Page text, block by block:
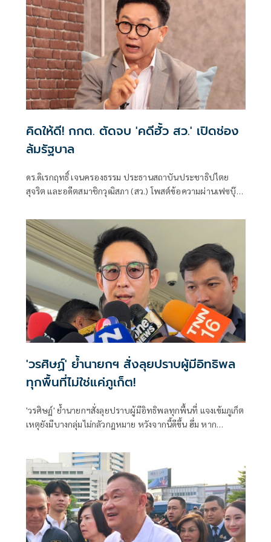
คิดให้ดี! กกต. ตัดจบ 'คดีฮั้ว สว.' เปิดช่อง
ล้มรัฐบาล
ดร.ดิเรกฤทธิ์ เจนครองธรรม ประธานสถาบันประชาธิปไตย
สุจริต และอดีตสมาชิกวุฒิสภา (สว.) โพสต์ข้อความผ่านเฟซบุ๊
'วรศิษฏ์' ย้ำนายกฯ สั่งลุยปราบผู้มีอิทธิพล
ทุกพื้นที่ไม่ใช่แค่ภูเก็ต!
'วรศิษฏ์' ย้ำนายกฯสั่งลุยปราบผู้มีอิทธิพลทุกพื้นที่ แจงเข้มภูเก็ต
เหตุยังมีบางกลุ่มไม่กลัวกฎหมาย หวังจากนี้ดีขึ้น ฮึ่ม หาก